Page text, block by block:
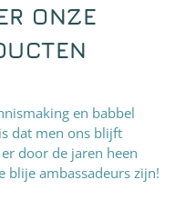
ONZE
en babbel
dat men ons blijft
door de jaren heen
blije ambassadeurs zijn!